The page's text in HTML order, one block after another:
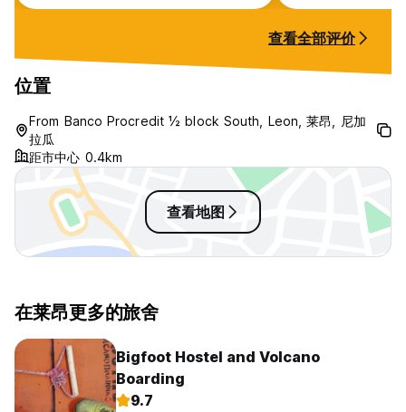
isn’t built for socializing with
where the staff are like family.
There was nothing homey about
this place. The place is so big and
there are so many different
employees. I don’t think I saw the
same person twice my whole stay.
the dorms, that
查看全部评价
位置
From Banco Procredit ½ block South, Leon, 莱昂, 尼加
拉瓜
距市中心 0.4km
查看地图
在莱昂更多的旅舍
Bigfoot Hostel and Volcano
Boarding
9.7